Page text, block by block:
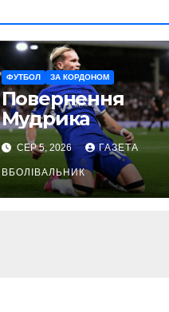
ФУТБОЛ ЗА КОРДОНОМ
Повернення
Мудрика
СЕР 5, 2026 ГАЗЕТА
ВБОЛІВАЛЬНИК